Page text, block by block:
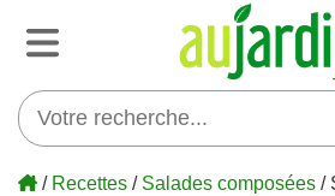
/ Recettes / Salades composées /